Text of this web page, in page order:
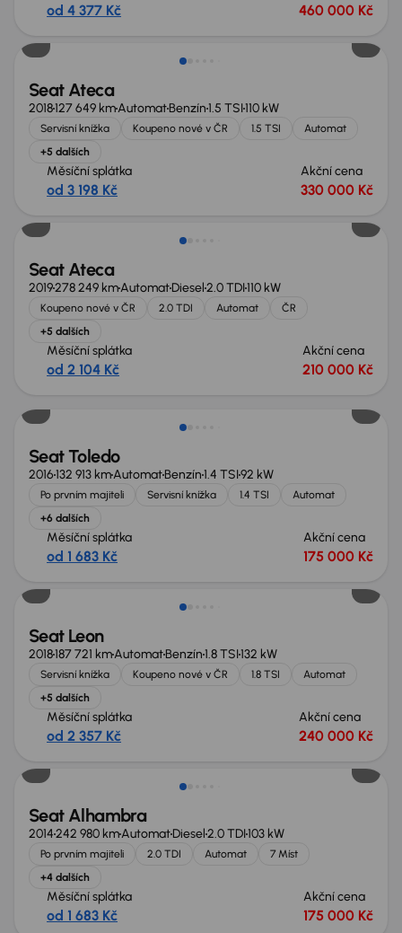
od 4 377 Kč 460 000 Kč
Seat Ateca
2018127 649 kmAutomatBenzín1.5 TSI110 kW
Servisní knížka Koupeno nové v ČR 1.5 TSI
Automat
+5 dalších
Měsíční splátka
od 3 198 Kč
Akční cena
330 000 Kč
Zlevněno o 20 000 Kč
Seat Ateca
2019278 249 kmAutomatDiesel2.0 TDI110 kW
Koupeno nové v ČR 2.0 TDI Automat
ČR
+5 dalších
Měsíční splátka
od 2 104 Kč
Akční cena
210 000 Kč
Seat Toledo
2016132 913 kmAutomatBenzín1.4 TSI92 kW
Po prvním majiteli Servisní knížka 1.4 TSI
Automat
+6 dalších
Měsíční splátka
od 1 683 Kč
Akční cena
175 000 Kč
Seat Leon
2018187 721 kmAutomatBenzín1.8 TSI132 kW
Servisní knížka Koupeno nové v ČR 1.8 TSI
Automat
+5 dalších
Měsíční splátka
od 2 357 Kč
Akční cena
240 000 Kč
Seat Alhambra
2014242 980 kmAutomatDiesel2.0 TDI103 kW
Po prvním majiteli 2.0 TDI Automat
7 Míst
+4 dalších
Měsíční splátka
od 1 683 Kč
Akční cena
175 000 Kč